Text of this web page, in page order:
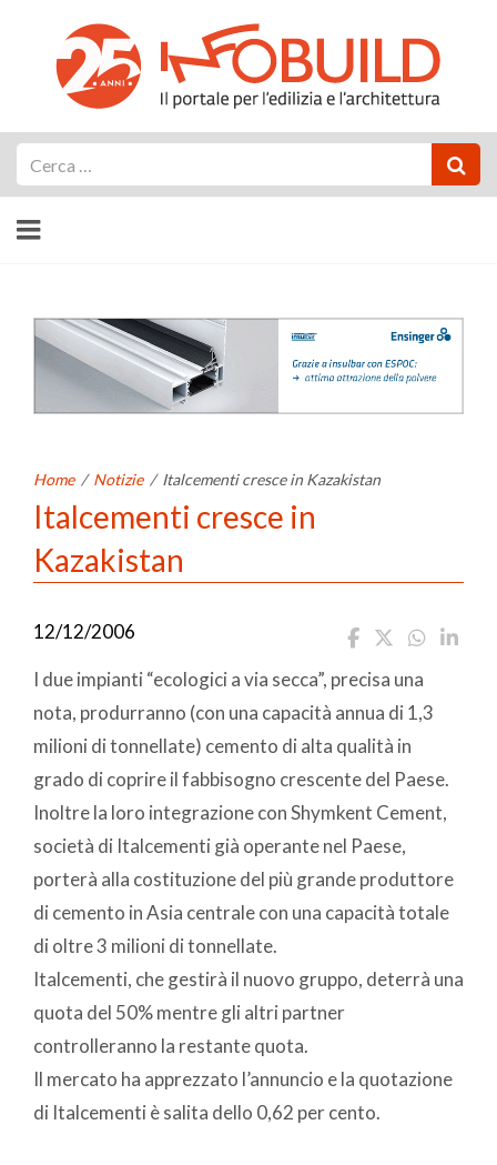
Home / Notizie / Italcementi cresce in Kazakistan
Italcementi cresce in
Kazakistan
12/12/2006
I due impianti “ecologici a via secca”, precisa una
nota, produrranno (con una capacità annua di 1,3
milioni di tonnellate) cemento di alta qualità in
grado di coprire il fabbisogno crescente del Paese.
Inoltre la loro integrazione con Shymkent Cement,
società di Italcementi già operante nel Paese,
porterà alla costituzione del più grande produttore
di cemento in Asia centrale con una capacità totale
di oltre 3 milioni di tonnellate.
Italcementi, che gestirà il nuovo gruppo, deterrà una
quota del 50% mentre gli altri partner
controlleranno la restante quota.
Il mercato ha apprezzato l’annuncio e la quotazione
di Italcementi è salita dello 0,62 per cento.